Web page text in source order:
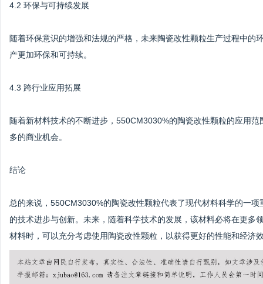
4.2 环保与可持续发展
随着环保意识的增强和法规的严格，未来陶瓷改性颗粒生产过程中
产更加环保和可持续。
4.3 跨行业应用拓展
随着新材料技术的不断进步，550CM3030%的陶瓷改性颗粒的应用
多的商业机会。
结论
总的来说，550CM3030%的陶瓷改性颗粒代表了现代材料科学的一
的技术进步与创新。未来，随着科学技术的发展，该材料必将在更
材料时，可以充分考虑使用陶瓷改性颗粒，以获得更好的性能和经济